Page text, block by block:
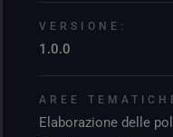
VERSIONE:
1.0.0
AREE
Elaborazione delle